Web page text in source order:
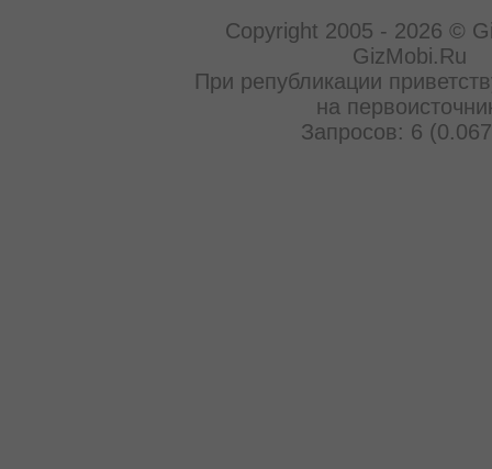
Copyright 2005 - 2026 ©
GizMobi.Ru
При републикации
на
Запросов: 6